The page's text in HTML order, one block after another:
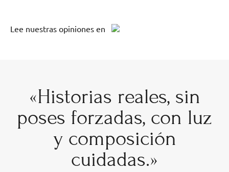
Lee nuestras opiniones en
«Historias reales, sin
poses forzadas, con luz
y composición
cuidadas.»